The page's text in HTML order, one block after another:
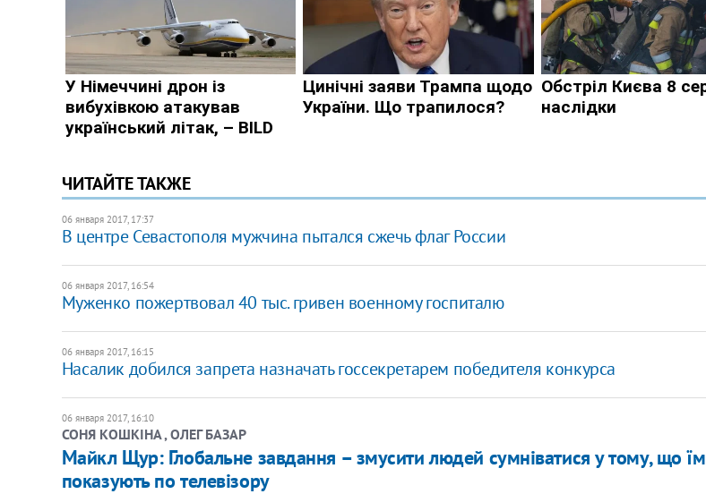
ЧИТАЙТЕ ТАКЖЕ
06 января 2017, 17:37
В центре Севастополя мужчина пытался сжечь флаг России
06 января 2017, 16:54
Муженко пожертвовал 40 тыс. гривен военному госпиталю
06 января 2017, 16:15
Насалик добился запрета назначать госсекретарем победителя конкурса
06 января 2017, 16:10
СОНЯ КОШКІНА , ОЛЕГ БАЗАР
​Майкл Щур: Глобальне завдання – змусити людей сумніватися у тому, що їм
показують по телевізору